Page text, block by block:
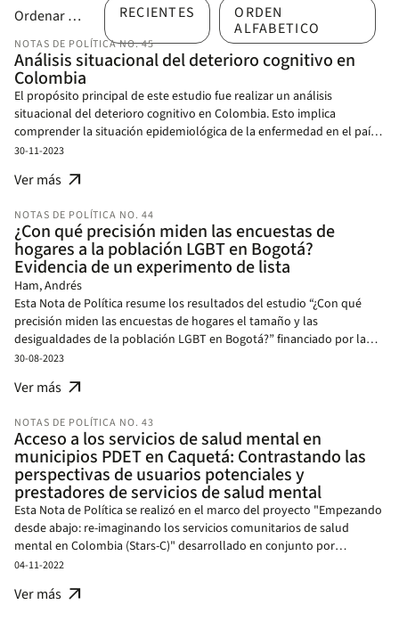
Ordenar por
RECIENTES
ORDEN
ALFABETICO
NOTAS DE POLÍTICA NO. 45
Análisis situacional del deterioro cognitivo en
Colombia
El propósito principal de este estudio fue realizar un análisis
situacional del deterioro cognitivo en Colombia. Esto implica
comprender la situación epidemiológica de la enfermedad en el país,
la relación entre factores socioeconómicos y el deterioro cognitivo,
conocimiento y abordaje de la enfermedad desde diferentes puntos
de proponer recomendaciones de política para abordar de manera
integral la demencia en el país.
30-11-2023
Ver más arrow_outward
NOTAS DE POLÍTICA NO. 44
¿Con qué precisión miden las encuestas de
hogares a la población LGBT en Bogotá?
Evidencia de un experimento de lista
Ham, Andrés
Esta Nota de Política resume los resultados del estudio “¿Con qué
precisión miden las encuestas de hogares el tamaño y las
desigualdades de la población LGBT en Bogotá?” financiado por la
Iniciativa de Conocimiento sobre Género y Diversidad (GDLab) del
30-08-2023
Ver más arrow_outward
NOTAS DE POLÍTICA NO. 43
Acceso a los servicios de salud mental en
municipios PDET en Caquetá: Contrastando las
perspectivas de usuarios potenciales y
prestadores de servicios de salud mental
Esta Nota de Política se realizó en el marco del proyecto "Empezando
desde abajo: re-imaginando los servicios comunitarios de salud
mental en Colombia (Stars-C)" desarrollado en conjunto por
University College London, London School of Economics y la Escuela
en dos municipios PDET en el Caquetá. El estudio busca fomentar la
04-11-2022
Ver más arrow_outward